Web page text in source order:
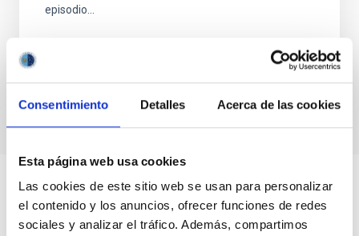
Consentimiento Detalles Acerca de las cookies
Esta página web usa cookies
Las cookies de este sitio web se usan para personalizar
el contenido y los anuncios, ofrecer funciones de redes
sociales y analizar el tráfico. Además, compartimos
episodio...